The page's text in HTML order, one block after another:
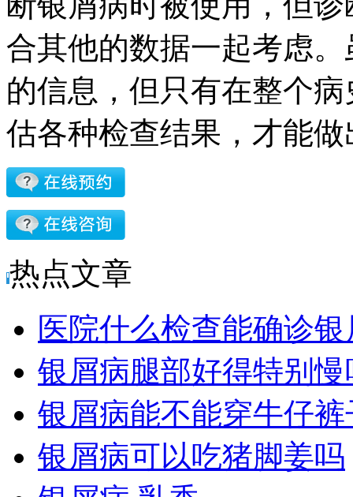
合其他的数据一起考虑
的信息，但只有在整个
估各种检查结果，才能
热点文章
医院什么检查能确诊
银屑病腿部好得特别慢
银屑病能不能穿牛仔裤
银屑病可以吃猪脚姜吗